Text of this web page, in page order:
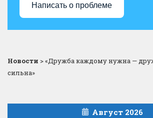
Написать о проблеме
Новости >«Дружба каждому нужна —
сильна»
Август 2026